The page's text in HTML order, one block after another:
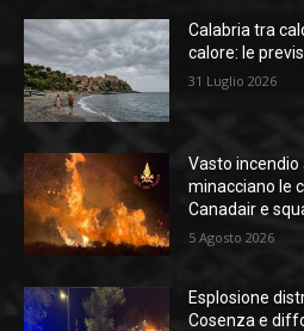
Calabria tra
calore: le
31 Luglio 2026
Vasto
minacciano le
Canadair e
5 Agosto 2026
Esplosione
Cosenza e